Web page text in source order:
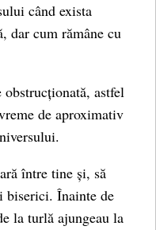
când exista
dar cum rămâne cu
obstrucționată, astfel
de aproximativ
între tine și, să
biserici. Înainte de
la turlă ajungeau la